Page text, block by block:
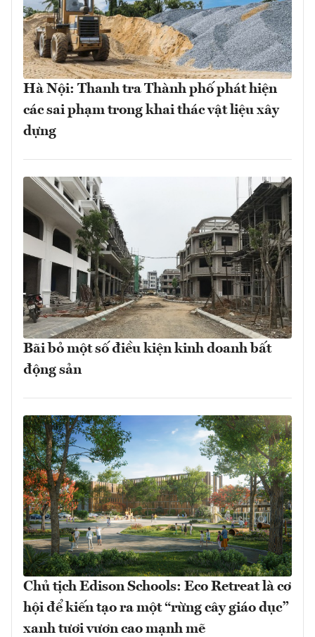
Hà Nội: Thanh tra Thành phố phát hiện
các sai phạm trong khai thác vật liệu xây
dựng
Bãi bỏ một số điều kiện kinh doanh bất
động sản
Chủ tịch Edison Schools: Eco Retreat là cơ
hội để kiến tạo ra một “rừng cây giáo dục”
xanh tươi vươn cao mạnh mẽ